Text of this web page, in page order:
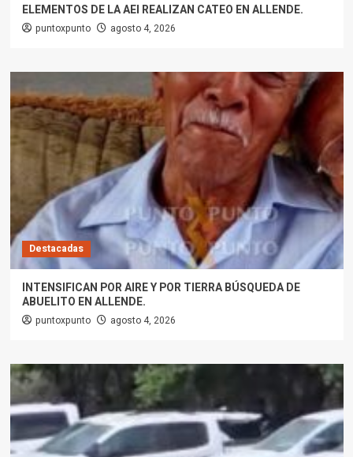
ELEMENTOS DE LA AEI REALIZAN CATEO EN ALLENDE.
puntoxpunto agosto 4, 2026
Destacadas
INTENSIFICAN POR AIRE Y POR TIERRA BÚSQUEDA DE
ABUELITO EN ALLENDE.
puntoxpunto agosto 4, 2026